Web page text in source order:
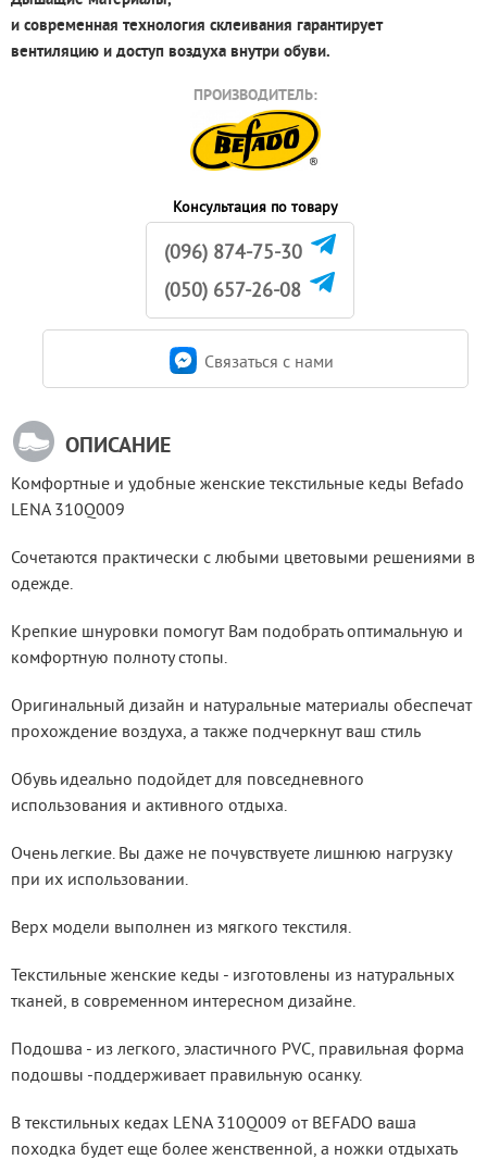
и современная технология склеивания гарантирует
вентиляцию и доступ воздуха внутри обуви.
ПРОИЗВОДИТЕЛЬ:
Консультация по товару
(096) 874-75-30
(050) 657-26-08
Связаться c нами
ОПИСАНИЕ
Комфортные и удобные женские текстильные кеды Befado
LENA 310Q009
Сочетаются практически с любыми цветовыми решениями в
одежде.
Крепкие шнуровки помогут Вам подобрать оптимальную и
комфортную полноту стопы.
Оригинальный дизайн и натуральные материалы обеспечат
прохождение воздуха, а также подчеркнут ваш стиль
Обувь идеально подойдет для повседневного
использования и активного отдыха.
Очень легкие. Вы даже не почувствуете лишнюю нагрузку
при их использовании.
Верх модели выполнен из мягкого текстиля.
Текстильные женские кеды - изготовлены из натуральных
тканей, в современном интересном дизайне.
Подошва - из легкого, эластичного PVC, правильная форма
подошвы -поддерживает правильную осанку.
В текстильных кедах LENA 310Q009 от BEFADO ваша
походка будет еще более женственной, а ножки отдыхать